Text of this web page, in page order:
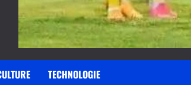
TECHNOLOGIE